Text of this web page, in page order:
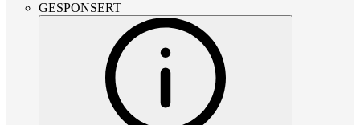
GESPONSERT